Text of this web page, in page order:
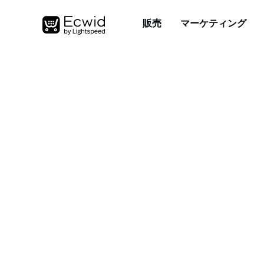
販売 マーケティング